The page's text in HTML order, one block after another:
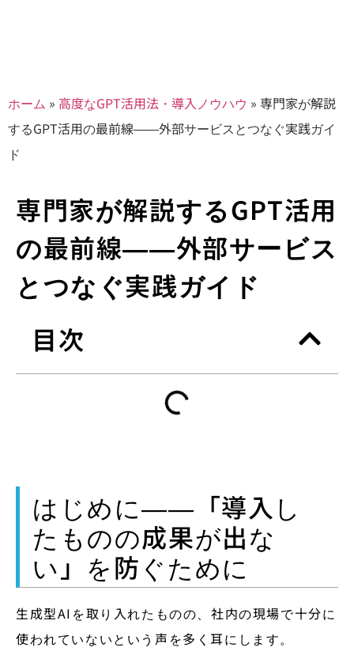
ホーム » 高度なGPT活用法・導入ノウハウ » 専門家が解説
するGPT活用の最前線――外部サービスとつなぐ実践ガイ
ド
専門家が解説するGPT活用
の最前線――外部サービス
とつなぐ実践ガイド
目次
はじめに――「導入し
たものの成果が出な
い」を防ぐために
生成型AIを取り入れたものの、社内の現場で十分に
使われていないという声を多く耳にします。